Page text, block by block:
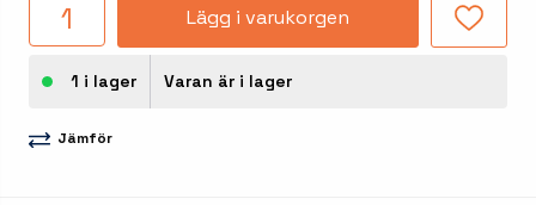
Lägg i varukorgen
1 i lager Varan är i lager
Jämför